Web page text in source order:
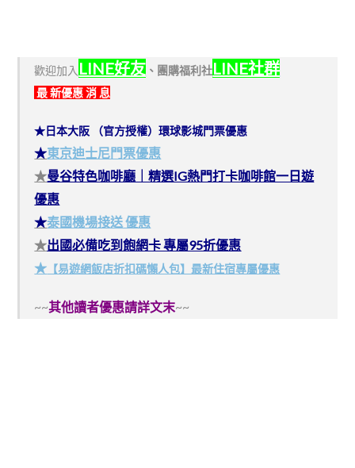
歡迎加入 LINE好友 、 團購福利社LINE社群
最 新優惠 消 息
★日本大阪 （官方授權）環球影城門票優惠
★東京迪士尼門票優惠
★曼谷特色咖啡廳｜精選IG熱門打卡咖啡館一日遊
優惠
★泰國機場接送 優惠
★出國必備吃到飽網卡 專屬95折優惠
★ 【易遊網飯店折扣碼懶人包】最新住宿專屬優惠
~~其他讀者優惠請詳文末~~